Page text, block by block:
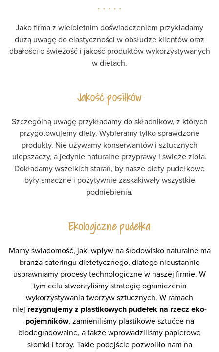
Jako firma z wieloletnim doświadczeniem przykładamy
dużą uwagę do elastyczności w obsłudze klientów oraz
dbałości o świeżość i jakość produktów wykorzystywanych
w dietach.
Jakość posiłków
Szczególną uwagę przykładamy do składników, z których
przygotowujemy diety. Wybieramy tylko sprawdzone
produkty. Nie używamy konserwantów i sztucznych
ulepszaczy, a jedynie naturalne przyprawy i świeże zioła.
Dokładamy wszelkich starań, by nasze diety pudełkowe
były smaczne i pozytywnie zaskakiwały wszystkie
podniebienia.
Ekologiczne pudełka
Mamy świadomość, jaki wpływ na środowisko naturalne ma
branża cateringu dietetycznego, dlatego nieustannie
usprawniamy procesy technologiczne w naszej firmie. W
tym celu stworzyliśmy strategię ograniczenia
wykorzystywania tworzyw sztucznych. W ramach
niej rezygnujemy z plastikowych pudełek na rzecz eko-
pojemników, zamieniliśmy plastikowe sztućce na
biodegradowalne, a także wprowadziliśmy papierowe
słomki i torby. Takie podejście pozwoliło nam na